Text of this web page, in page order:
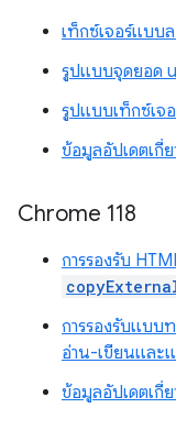
เท็กซ์เจอร์แบบ
รูปแบบจุดยอด
รูปแบบเท็กซ์เจ
ข้อมูลอัปเดตเกี่
Chrome 118
การรองรับ
การรองรับแบบ
อ่าน-เขียนและ
ข้อมูลอัปเดตเกี่